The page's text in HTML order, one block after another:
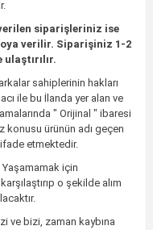
siparişleriniz ise
verilir. Siparişiniz 1-2
sahiplerinin hakları
ile bu İlanda yer alan ve
" Orijinal " ibaresi
konusu ürünün adı geçen
etmektedir.
Yaşamamak için
o şekilde alım
ve bizi, zaman kaybına